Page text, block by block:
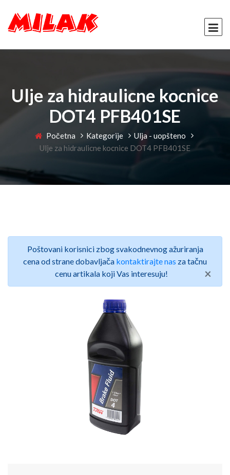
Ulje za hidraulicne kocnice
DOT4 PFB401SE
Početna Kategorije
Ulja - uopšteno
Ulje za hidraulicne kocnice DOT4 PFB401SE
Poštovani korisnici zbog svakodnevnog ažuriranja
cena od strane dobavljača kontaktirajte nas za tačnu
cenu artikala koji Vas interesuju!
×